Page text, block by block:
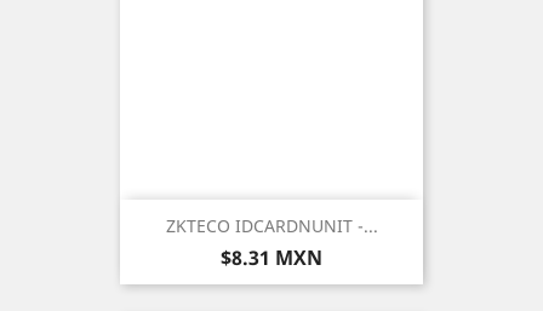
ZKTECO IDCARDNUNIT -...
Precio
$8.31 MXN